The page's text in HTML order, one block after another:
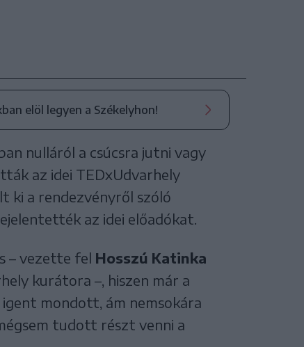
elöl legyen a Székelyhon!
nulláról a csúcsra jutni vagy
az idei TEDxUdvarhely
ki a rendezvényről szóló
az idei előadókat.
– vezette fel Hosszú Katinka
kurátora –, hiszen már a
mondott, ám nemsokára
tudott részt venni a